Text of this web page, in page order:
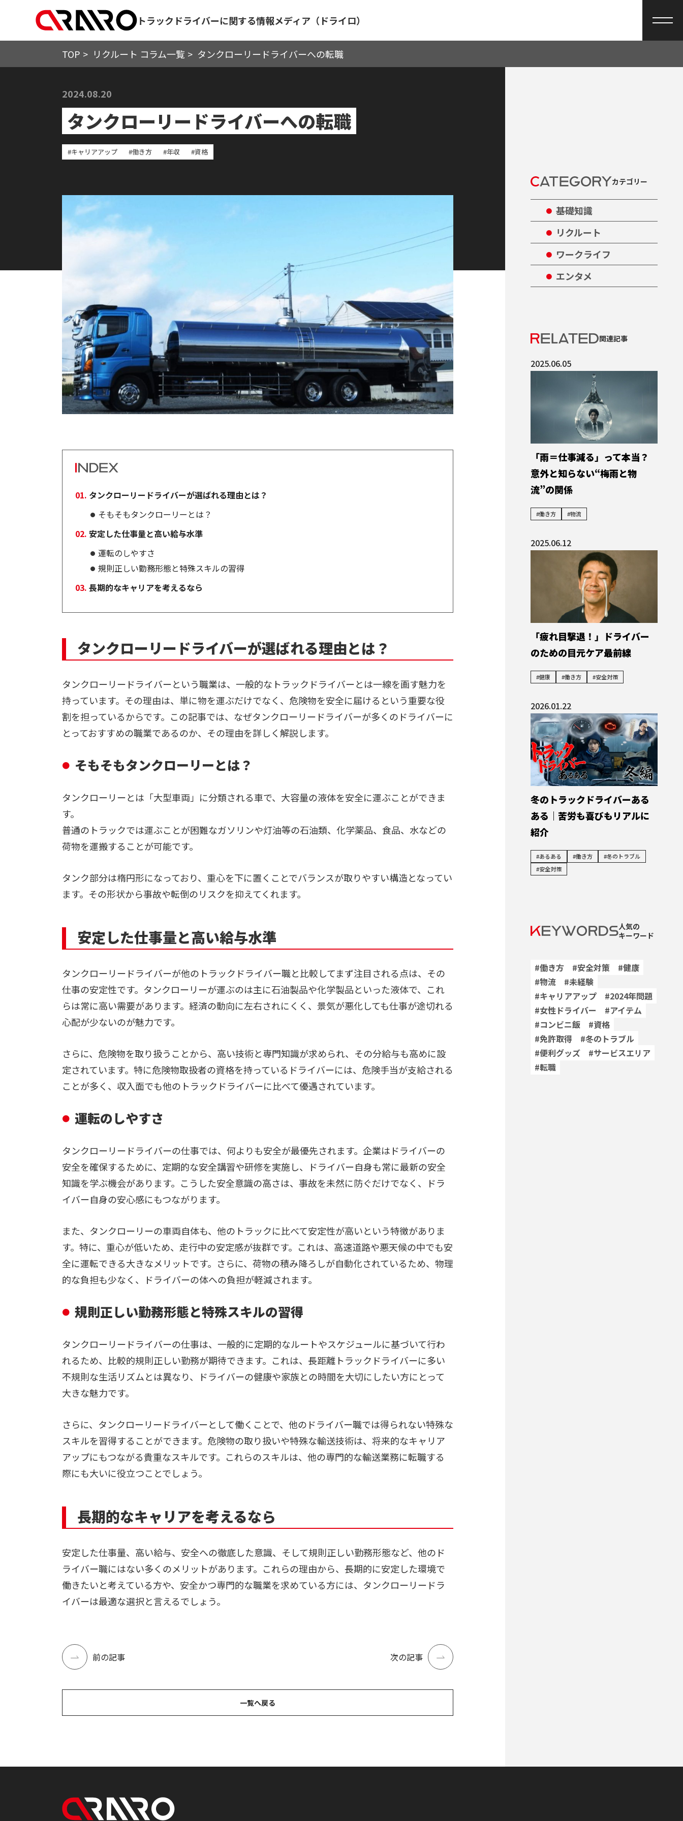
トラックドライバーに関する情報メディア（ドライロ）
TOP > リクルート コラム一覧 > タンクローリードライバーへの転職
カテゴリー
基礎知識
リクルート
ワークライフ
エンタメ
関連記事
2025.06.05
「雨＝仕事減る」って本当？
意外と知らない“梅雨と物
流”の関係
#働き方 #物流
2025.06.12
「疲れ目撃退！」ドライバー
のための目元ケア最前線
#健康 #働き方 #安全対策
2026.01.22
冬のトラックドライバーある
ある｜苦労も喜びもリアルに
紹介
#あるある #働き方
#冬のトラブル
#安全対策
人気の
キーワード
#働き方 #安全対策
#健康
#物流
#未経験
#キャリアアップ
#2024年問題
#女性ドライバー
#アイテム
#コンビニ飯
#資格
#免許取得
#冬のトラブル
#便利グッズ
#サービスエリア
#転職
2024.08.20
タンクローリードライバーへの転職
#キャリアアップ #働き方 #年収 #資格
タンクローリードライバーが選ばれる理由とは？
そもそもタンクローリーとは？
安定した仕事量と高い給与水準
運転のしやすさ
規則正しい勤務形態と特殊スキルの習得
長期的なキャリアを考えるなら
タンクローリードライバーが選ばれる理由とは？
タンクローリードライバーという職業は、一般的なトラックドライバーとは一線を画す魅力を
持っています。その理由は、単に物を運ぶだけでなく、危険物を安全に届けるという重要な役
割を担っているからです。この記事では、なぜタンクローリードライバーが多くのドライバーに
とっておすすめの職業であるのか、その理由を詳しく解説します。
そもそもタンクローリーとは？
タンクローリーとは「大型車両」に分類される車で、大容量の液体を安全に運ぶことができま
す。
普通のトラックでは運ぶことが困難なガソリンや灯油等の石油類、化学薬品、食品、水などの
荷物を運搬することが可能です。
タンク部分は楕円形になっており、重心を下に置くことでバランスが取りやすい構造となってい
ます。その形状から事故や転倒のリスクを抑えてくれます。
安定した仕事量と高い給与水準
タンクローリードライバーが他のトラックドライバー職と比較してまず注目される点は、その
仕事の安定性です。タンクローリーが運ぶのは主に石油製品や化学製品といった液体で、これ
らは常に高い需要があります。経済の動向に左右されにくく、景気が悪化しても仕事が途切れる
心配が少ないのが魅力です。
さらに、危険物を取り扱うことから、高い技術と専門知識が求められ、その分給与も高めに設
定されています。特に危険物取扱者の資格を持っているドライバーには、危険手当が支給される
ことが多く、収入面でも他のトラックドライバーに比べて優遇されています。
運転のしやすさ
タンクローリードライバーの仕事では、何よりも安全が最優先されます。企業はドライバーの
安全を確保するために、定期的な安全講習や研修を実施し、ドライバー自身も常に最新の安全
知識を学ぶ機会があります。こうした安全意識の高さは、事故を未然に防ぐだけでなく、ドラ
イバー自身の安心感にもつながります。
また、タンクローリーの車両自体も、他のトラックに比べて安定性が高いという特徴がありま
す。特に、重心が低いため、走行中の安定感が抜群です。これは、高速道路や悪天候の中でも安
全に運転できる大きなメリットです。さらに、荷物の積み降ろしが自動化されているため、物理
的な負担も少なく、ドライバーの体への負担が軽減されます。
規則正しい勤務形態と特殊スキルの習得
タンクローリードライバーの仕事は、一般的に定期的なルートやスケジュールに基づいて行わ
れるため、比較的規則正しい勤務が期待できます。これは、長距離トラックドライバーに多い
不規則な生活リズムとは異なり、ドライバーの健康や家族との時間を大切にしたい方にとって
大きな魅力です。
さらに、タンクローリードライバーとして働くことで、他のドライバー職では得られない特殊な
スキルを習得することができます。危険物の取り扱いや特殊な輸送技術は、将来的なキャリア
アップにもつながる貴重なスキルです。これらのスキルは、他の専門的な輸送業務に転職する
際にも大いに役立つことでしょう。
長期的なキャリアを考えるなら
安定した仕事量、高い給与、安全への徹底した意識、そして規則正しい勤務形態など、他のド
ライバー職にはない多くのメリットがあります。これらの理由から、長期的に安定した環境で
働きたいと考えている方や、安全かつ専門的な職業を求めている方には、タンクローリードラ
イバーは最適な選択と言えるでしょう。
前の記事 次の記事
一覧へ戻る